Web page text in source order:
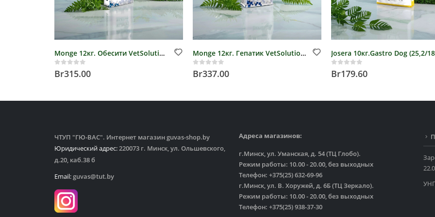
Monge 12кг. Обесити VetSolution Dog Obesity д/собак (избыточный вес)
0out of 5
Br315.00
Monge 12кг. Гепатик VetSolution Dog Hepatic для собак при заболеваниях печени
0out of 5
Br337.00 0out of 5
Br179.60
ЧТУП "ГЮ-ВАС". Интернет магазин guvas-shop.by
Юридический адрес:220073 г. Минск, ул. Ольшевского,
д.20, каб.38 б
Email:guvas@tut.by
Адреса магазинов:
г.Минск, ул. Уманская, д. 54 (ТЦ Глобо).
Режим работы: 10.00 - 20.00, без выходных
Телефон: +375(25) 632-69-96
г.Минск, ул. В. Хоружей, д. 6Б (ТЦ Зеркало).
Режим работы: 10.00 - 20.00, без выходных
Телефон: +375(25) 938-37-30